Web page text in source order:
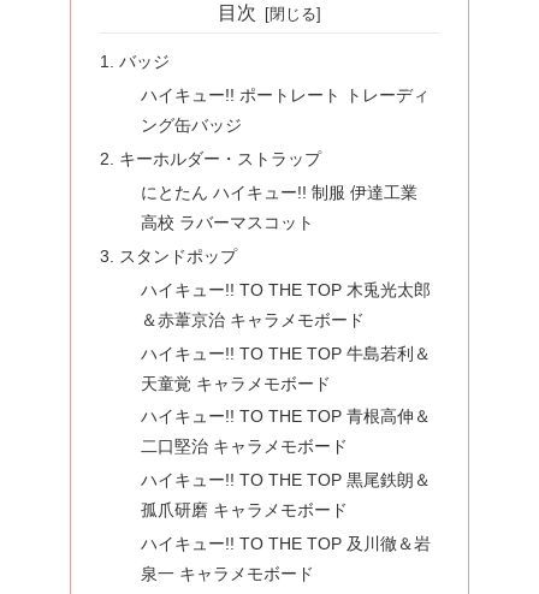
目次
バッジ
ハイキュー!! ポートレート トレーディ
ング缶バッジ
キーホルダー・ストラップ
にとたん ハイキュー!! 制服 伊達工業
高校 ラバーマスコット
スタンドポップ
ハイキュー!! TO THE TOP 木兎光太郎
＆赤葦京治 キャラメモボード
ハイキュー!! TO THE TOP 牛島若利＆
天童覚 キャラメモボード
ハイキュー!! TO THE TOP 青根高伸＆
二口堅治 キャラメモボード
ハイキュー!! TO THE TOP 黒尾鉄朗＆
孤爪研磨 キャラメモボード
ハイキュー!! TO THE TOP 及川徹＆岩
泉一 キャラメモボード